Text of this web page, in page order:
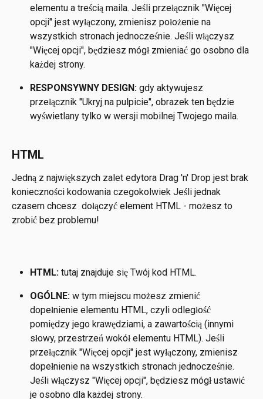
elementu a treścią maila. Jeśli przełącznik "Więcej
opcji" jest wyłączony, zmienisz położenie na
wszystkich stronach jednocześnie. Jeśli włączysz
"Więcej opcji", będziesz mógł zmieniać go osobno dla
każdej strony.
RESPONSYWNY DESIGN: gdy aktywujesz
przełącznik "Ukryj na pulpicie", obrazek ten będzie
wyświetlany tylko w wersji mobilnej Twojego maila.
HTML
Jedną z największych zalet edytora Drag 'n' Drop jest brak
konieczności kodowania czegokolwiek Jeśli jednak
czasem chcesz  dołączyć element HTML - możesz to
zrobić bez problemu!
HTML: tutaj znajduje się Twój kod HTML.
OGÓLNE: w tym miejscu możesz zmienić
dopełnienie elementu HTML, czyli odległość
pomiędzy jego krawędziami, a zawartością (innymi
słowy, przestrzeń wokół elementu HTML). Jeśli
przełącznik "Więcej opcji" jest wyłączony, zmienisz
dopełnienie na wszystkich stronach jednocześnie.
Jeśli włączysz "Więcej opcji", będziesz mógł ustawić
je osobno dla każdej strony.